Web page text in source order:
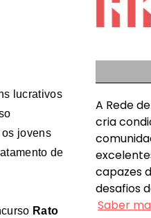
lucrativos
jovens
de
Rato
A Rede
cria
capazes
desafios
Saber